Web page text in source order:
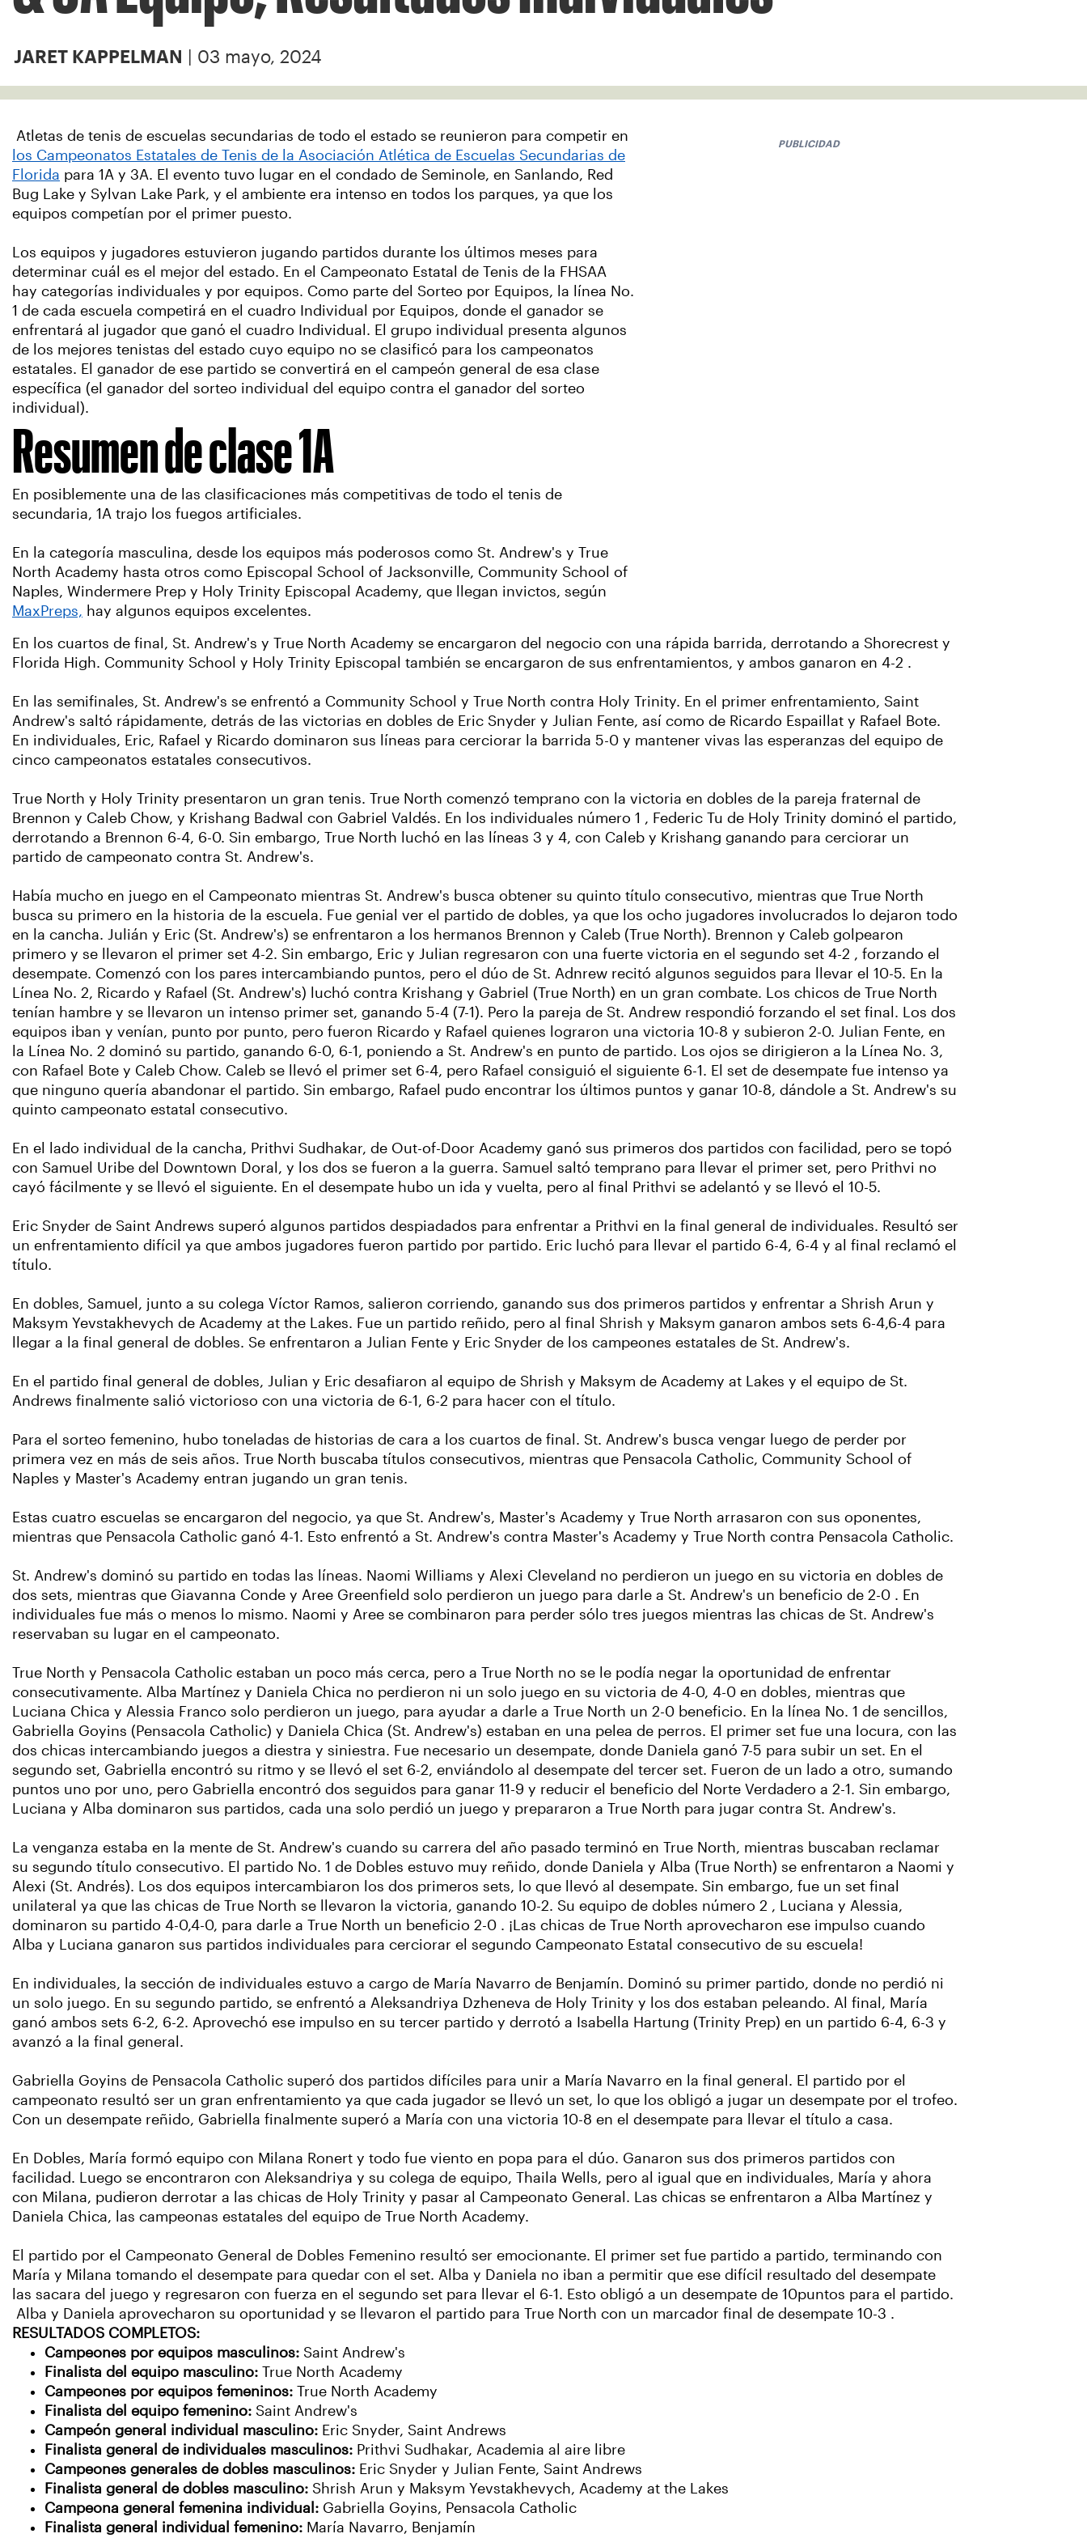
JARET KAPPELMAN | 03 mayo, 2024
Atletas de tenis de escuelas secundarias de todo el estado se reunieron para competir en
los Campeonatos Estatales de Tenis de la Asociación Atlética de Escuelas Secundarias de
Florida para 1A y 3A. El evento tuvo lugar en el condado de Seminole, en Sanlando, Red
Bug Lake y Sylvan Lake Park, y el ambiente era intenso en todos los parques, ya que los
equipos competían por el primer puesto.
Los equipos y jugadores estuvieron jugando partidos durante los últimos meses para
determinar cuál es el mejor del estado. En el Campeonato Estatal de Tenis de la FHSAA
hay categorías individuales y por equipos. Como parte del Sorteo por Equipos, la línea No.
1 de cada escuela competirá en el cuadro Individual por Equipos, donde el ganador se
enfrentará al jugador que ganó el cuadro Individual. El grupo individual presenta algunos
de los mejores tenistas del estado cuyo equipo no se clasificó para los campeonatos
estatales. El ganador de ese partido se convertirá en el campeón general de esa clase
específica (el ganador del sorteo individual del equipo contra el ganador del sorteo
individual).
Resumen de clase 1A
En posiblemente una de las clasificaciones más competitivas de todo el tenis de
secundaria, 1A trajo los fuegos artificiales.
En la categoría masculina, desde los equipos más poderosos como St. Andrew's y True
North Academy hasta otros como Episcopal School of Jacksonville, Community School of
Naples, Windermere Prep y Holy Trinity Episcopal Academy, que llegan invictos, según
MaxPreps, hay algunos equipos excelentes.
PUBLICIDAD
En los cuartos de final, St. Andrew's y True North Academy se encargaron del negocio con una rápida barrida, derrotando a Shorecrest y
Florida High. Community School y Holy Trinity Episcopal también se encargaron de sus enfrentamientos, y ambos ganaron en 4-2 .
En las semifinales, St. Andrew's se enfrentó a Community School y True North contra Holy Trinity. En el primer enfrentamiento, Saint
Andrew's saltó rápidamente, detrás de las victorias en dobles de Eric Snyder y Julian Fente, así como de Ricardo Espaillat y Rafael Bote.
En individuales, Eric, Rafael y Ricardo dominaron sus líneas para cerciorar la barrida 5-0 y mantener vivas las esperanzas del equipo de
cinco campeonatos estatales consecutivos.
True North y Holy Trinity presentaron un gran tenis. True North comenzó temprano con la victoria en dobles de la pareja fraternal de
Brennon y Caleb Chow, y Krishang Badwal con Gabriel Valdés. En los individuales número 1 , Federic Tu de Holy Trinity dominó el partido,
derrotando a Brennon 6-4, 6-0. Sin embargo, True North luchó en las líneas 3 y 4, con Caleb y Krishang ganando para cerciorar un
partido de campeonato contra St. Andrew's.
Había mucho en juego en el Campeonato mientras St. Andrew's busca obtener su quinto título consecutivo, mientras que True North
busca su primero en la historia de la escuela. Fue genial ver el partido de dobles, ya que los ocho jugadores involucrados lo dejaron todo
en la cancha. Julián y Eric (St. Andrew's) se enfrentaron a los hermanos Brennon y Caleb (True North). Brennon y Caleb golpearon
primero y se llevaron el primer set 4-2. Sin embargo, Eric y Julian regresaron con una fuerte victoria en el segundo set 4-2 , forzando el
desempate. Comenzó con los pares intercambiando puntos, pero el dúo de St. Adnrew recitó algunos seguidos para llevar el 10-5. En la
Línea No. 2, Ricardo y Rafael (St. Andrew's) luchó contra Krishang y Gabriel (True North) en un gran combate. Los chicos de True North
tenían hambre y se llevaron un intenso primer set, ganando 5-4 (7-1). Pero la pareja de St. Andrew respondió forzando el set final. Los dos
equipos iban y venían, punto por punto, pero fueron Ricardo y Rafael quienes lograron una victoria 10-8 y subieron 2-0. Julian Fente, en
la Línea No. 2 dominó su partido, ganando 6-0, 6-1, poniendo a St. Andrew's en punto de partido. Los ojos se dirigieron a la Línea No. 3,
con Rafael Bote y Caleb Chow. Caleb se llevó el primer set 6-4, pero Rafael consiguió el siguiente 6-1. El set de desempate fue intenso ya
que ninguno quería abandonar el partido. Sin embargo, Rafael pudo encontrar los últimos puntos y ganar 10-8, dándole a St. Andrew's su
quinto campeonato estatal consecutivo.
En el lado individual de la cancha, Prithvi Sudhakar, de Out-of-Door Academy ganó sus primeros dos partidos con facilidad, pero se topó
con Samuel Uribe del Downtown Doral, y los dos se fueron a la guerra. Samuel saltó temprano para llevar el primer set, pero Prithvi no
cayó fácilmente y se llevó el siguiente. En el desempate hubo un ida y vuelta, pero al final Prithvi se adelantó y se llevó el 10-5.
Eric Snyder de Saint Andrews superó algunos partidos despiadados para enfrentar a Prithvi en la final general de individuales. Resultó ser
un enfrentamiento difícil ya que ambos jugadores fueron partido por partido. Eric luchó para llevar el partido 6-4, 6-4 y al final reclamó el
título.
En dobles, Samuel, junto a su colega Víctor Ramos, salieron corriendo, ganando sus dos primeros partidos y enfrentar a Shrish Arun y
Maksym Yevstakhevych de Academy at the Lakes. Fue un partido reñido, pero al final Shrish y Maksym ganaron ambos sets 6-4,6-4 para
llegar a la final general de dobles. Se enfrentaron a Julian Fente y Eric Snyder de los campeones estatales de St. Andrew's.
En el partido final general de dobles, Julian y Eric desafiaron al equipo de Shrish y Maksym de Academy at Lakes y el equipo de St.
Andrews finalmente salió victorioso con una victoria de 6-1, 6-2 para hacer con el título.
Para el sorteo femenino, hubo toneladas de historias de cara a los cuartos de final. St. Andrew's busca vengar luego de perder por
primera vez en más de seis años. True North buscaba títulos consecutivos, mientras que Pensacola Catholic, Community School of
Naples y Master's Academy entran jugando un gran tenis.
Estas cuatro escuelas se encargaron del negocio, ya que St. Andrew's, Master's Academy y True North arrasaron con sus oponentes,
mientras que Pensacola Catholic ganó 4-1. Esto enfrentó a St. Andrew's contra Master's Academy y True North contra Pensacola Catholic.
St. Andrew's dominó su partido en todas las líneas. Naomi Williams y Alexi Cleveland no perdieron un juego en su victoria en dobles de
dos sets, mientras que Giavanna Conde y Aree Greenfield solo perdieron un juego para darle a St. Andrew's un beneficio de 2-0 . En
individuales fue más o menos lo mismo. Naomi y Aree se combinaron para perder sólo tres juegos mientras las chicas de St. Andrew's
reservaban su lugar en el campeonato.
True North y Pensacola Catholic estaban un poco más cerca, pero a True North no se le podía negar la oportunidad de enfrentar
consecutivamente. Alba Martínez y Daniela Chica no perdieron ni un solo juego en su victoria de 4-0, 4-0 en dobles, mientras que
Luciana Chica y Alessia Franco solo perdieron un juego, para ayudar a darle a True North un 2-0 beneficio. En la línea No. 1 de sencillos,
Gabriella Goyins (Pensacola Catholic) y Daniela Chica (St. Andrew's) estaban en una pelea de perros. El primer set fue una locura, con las
dos chicas intercambiando juegos a diestra y siniestra. Fue necesario un desempate, donde Daniela ganó 7-5 para subir un set. En el
segundo set, Gabriella encontró su ritmo y se llevó el set 6-2, enviándolo al desempate del tercer set. Fueron de un lado a otro, sumando
puntos uno por uno, pero Gabriella encontró dos seguidos para ganar 11-9 y reducir el beneficio del Norte Verdadero a 2-1. Sin embargo,
Luciana y Alba dominaron sus partidos, cada una solo perdió un juego y prepararon a True North para jugar contra St. Andrew's.
La venganza estaba en la mente de St. Andrew's cuando su carrera del año pasado terminó en True North, mientras buscaban reclamar
su segundo título consecutivo. El partido No. 1 de Dobles estuvo muy reñido, donde Daniela y Alba (True North) se enfrentaron a Naomi y
Alexi (St. Andrés). Los dos equipos intercambiaron los dos primeros sets, lo que llevó al desempate. Sin embargo, fue un set final
unilateral ya que las chicas de True North se llevaron la victoria, ganando 10-2. Su equipo de dobles número 2 , Luciana y Alessia,
dominaron su partido 4-0,4-0, para darle a True North un beneficio 2-0 . ¡Las chicas de True North aprovecharon ese impulso cuando
Alba y Luciana ganaron sus partidos individuales para cerciorar el segundo Campeonato Estatal consecutivo de su escuela!
En individuales, la sección de individuales estuvo a cargo de María Navarro de Benjamín. Dominó su primer partido, donde no perdió ni
un solo juego. En su segundo partido, se enfrentó a Aleksandriya Dzheneva de Holy Trinity y los dos estaban peleando. Al final, María
ganó ambos sets 6-2, 6-2. Aprovechó ese impulso en su tercer partido y derrotó a Isabella Hartung (Trinity Prep) en un partido 6-4, 6-3 y
avanzó a la final general.
Gabriella Goyins de Pensacola Catholic superó dos partidos difíciles para unir a María Navarro en la final general. El partido por el
campeonato resultó ser un gran enfrentamiento ya que cada jugador se llevó un set, lo que los obligó a jugar un desempate por el trofeo.
Con un desempate reñido, Gabriella finalmente superó a María con una victoria 10-8 en el desempate para llevar el título a casa.
En Dobles, María formó equipo con Milana Ronert y todo fue viento en popa para el dúo. Ganaron sus dos primeros partidos con
facilidad. Luego se encontraron con Aleksandriya y su colega de equipo, Thaila Wells, pero al igual que en individuales, María y ahora
con Milana, pudieron derrotar a las chicas de Holy Trinity y pasar al Campeonato General. Las chicas se enfrentaron a Alba Martínez y
Daniela Chica, las campeonas estatales del equipo de True North Academy.
El partido por el Campeonato General de Dobles Femenino resultó ser emocionante. El primer set fue partido a partido, terminando con
María y Milana tomando el desempate para quedar con el set. Alba y Daniela no iban a permitir que ese difícil resultado del desempate
las sacara del juego y regresaron con fuerza en el segundo set para llevar el 6-1. Esto obligó a un desempate de 10puntos para el partido.
Alba y Daniela aprovecharon su oportunidad y se llevaron el partido para True North con un marcador final de desempate 10-3 .
RESULTADOS COMPLETOS:
Campeones por equipos masculinos: Saint Andrew's
Finalista del equipo masculino: True North Academy
Campeones por equipos femeninos: True North Academy
Finalista del equipo femenino: Saint Andrew's
Campeón general individual masculino: Eric Snyder, Saint Andrews
Finalista general de individuales masculinos: Prithvi Sudhakar, Academia al aire libre
Campeones generales de dobles masculinos: Eric Snyder y Julian Fente, Saint Andrews
Finalista general de dobles masculino: Shrish Arun y Maksym Yevstakhevych, Academy at the Lakes
Campeona general femenina individual: Gabriella Goyins, Pensacola Catholic
Finalista general individual femenino: María Navarro, Benjamín